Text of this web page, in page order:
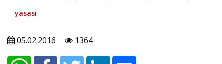
yasası
05.02.2016 1364